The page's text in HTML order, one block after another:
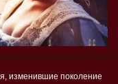
изменившие поколение